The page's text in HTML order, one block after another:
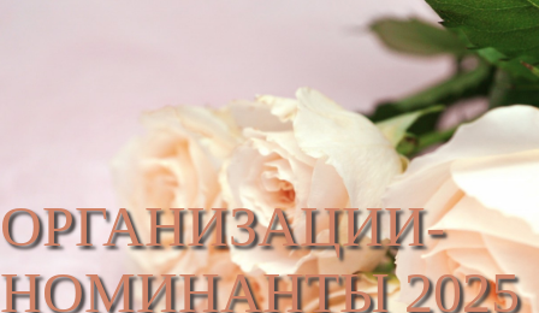
ОРГАНИЗАЦИИ-
НОМИНАНТЫ 2025